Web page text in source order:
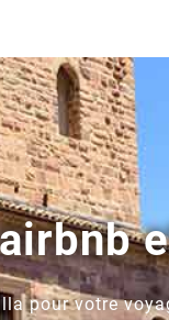
pour votre